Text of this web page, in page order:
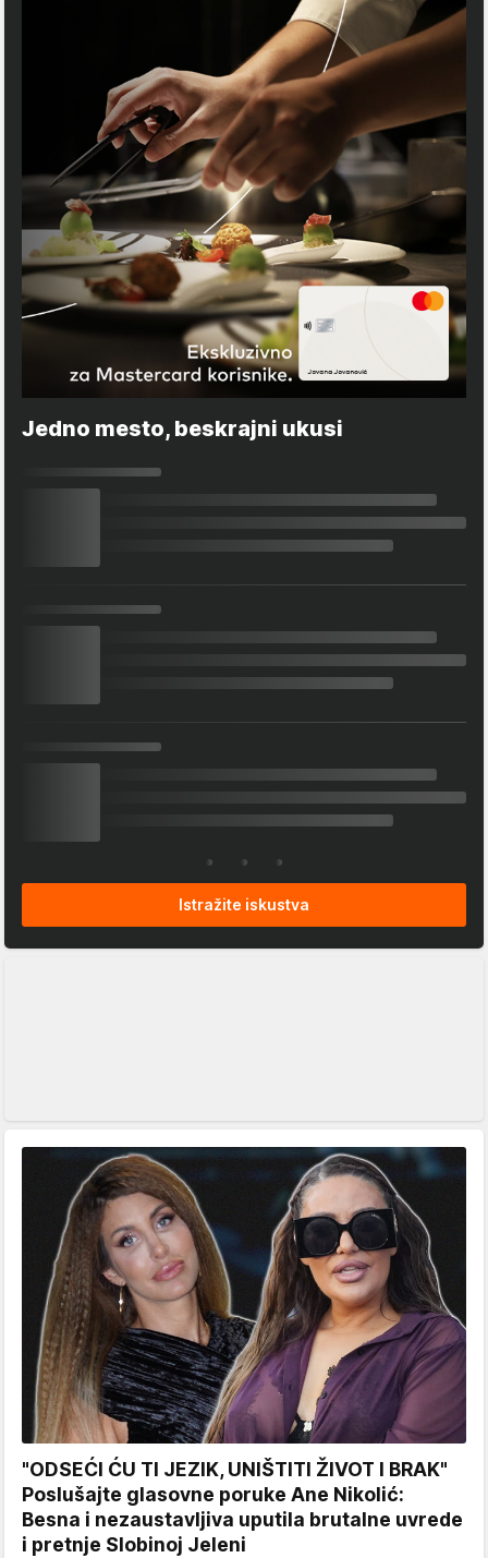
Jedno mesto, beskrajni ukusi
Istražite iskustva
"ODSEĆI ĆU TI JEZIK, UNIŠTITI ŽIVOT I BRAK"
Poslušajte glasovne poruke Ane Nikolić:
Besna i nezaustavljiva uputila brutalne uvrede
i pretnje Slobinoj Jeleni